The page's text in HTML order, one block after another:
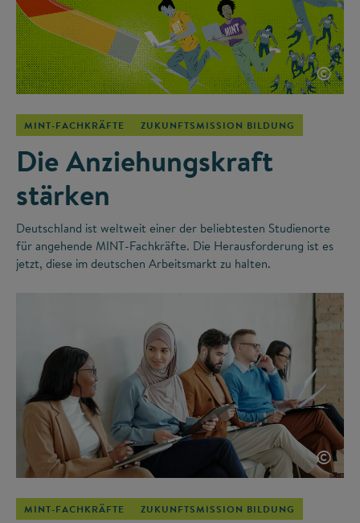
©
MINT-FACHKRÄFTE ZUKUNFTSMISSION BILDUNG
Die Anziehungskraft
stärken
Deutschland ist weltweit einer der beliebtesten Studienorte
für angehende MINT-Fachkräfte. Die Herausforderung ist es
jetzt, diese im deutschen Arbeitsmarkt zu halten.
©
MINT-FACHKRÄFTE ZUKUNFTSMISSION BILDUNG